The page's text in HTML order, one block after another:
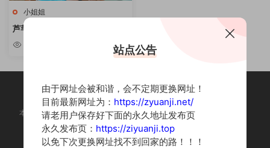
小姐姐
芦苇苇苇 – 火爆身材妹子写真合
集 [持续更新]
本站为摄影写真图片网站，内容来自网络收集整理，仅作个人学习使用。
如有违法内容请联系删除
Copyright © 2022 资源集
站点公告
由于网址会被和谐，会不定期更换网址！
目前最新网址为： https://zyuanji.net/
请老用户保存好下面的永久地址发布页
永久发布页： https://ziyuanji.top
以免下次更换网址找不到回家的路！！！